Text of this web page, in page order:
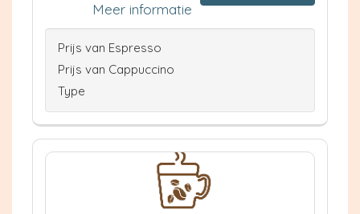
Meer informatie
Prijs van Espresso
Prijs van Cappuccino
Type